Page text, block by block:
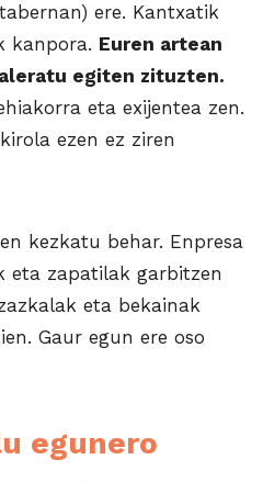
ere. Kantxatik
kanpora. Euren artean
egiten zituzten.
eta exijentea zen.
ezen ez ziren
kezkatu behar. Enpresa
eta zapatilak garbitzen
eta bekainak
Gaur egun ere oso
egunero